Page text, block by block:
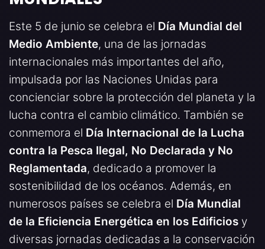
Este 5 de junio se celebra el Día Mundial del
Medio Ambiente, una de las jornadas
internacionales más importantes del año,
impulsada por las Naciones Unidas para
concienciar sobre la protección del planeta y la
lucha contra el cambio climático. También se
conmemora el Día Internacional de la Lucha
contra la Pesca Ilegal, No Declarada y No
Reglamentada, dedicado a promover la
sostenibilidad de los océanos. Además, en
numerosos países se celebra el Día Mundial
de la Eficiencia Energética en los Edificios y
diversas jornadas dedicadas a la conservación